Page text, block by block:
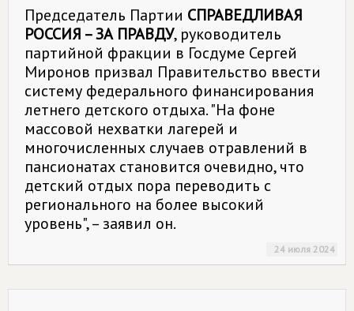
Председатель Партии СПРАВЕДЛИВАЯ
РОССИЯ – ЗА ПРАВДУ, руководитель
партийной фракции в Госдуме Сергей
Миронов призвал Правительство ввести
систему федерального финансирования
летнего детского отдыха. "На фоне
массовой нехватки лагерей и
многочисленных случаев отравлений в
пансионатах становится очевидно, что
детский отдых пора переводить с
регионального на более высокий
уровень", – заявил он.
24 июля 2024